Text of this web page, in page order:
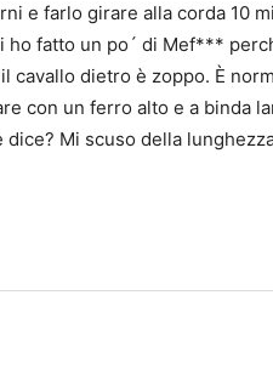
e farlo girare alla corda 10
fatto un po´ di Mef***
cavallo dietro è zoppo. È
con un ferro alto e a binda
Mi scuso della